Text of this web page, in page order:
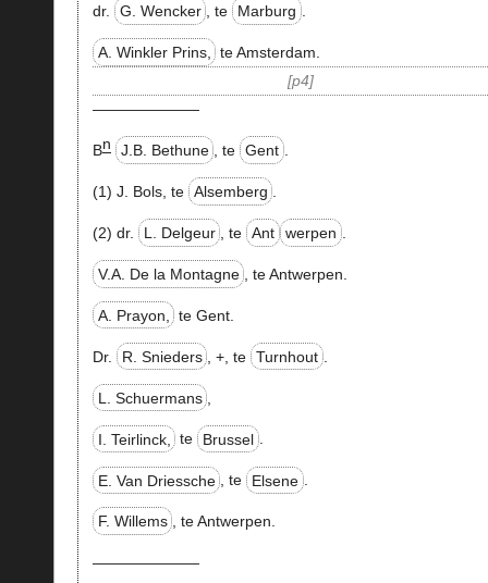
dr. G. Wencker , te Marburg
A. Winkler Prins,
te Amsterdam.
p4
———————
Bn J.B. Bethune , te Gent
(1) J. Bols, te Alsemberg
(2) dr. L. Delgeur , te Ant werpen .
V.A. De la Montagne , te Antwerpen.
A. Prayon, te Gent.
Dr. R. Snieders ,+ , te Turnhout
L. Schuermans
I. Teirlinck, te Brussel .
E. Van Driessche , te Elsene .
F. Willems , te Antwerpen.
———————